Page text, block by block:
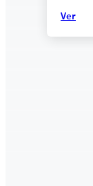
Ver